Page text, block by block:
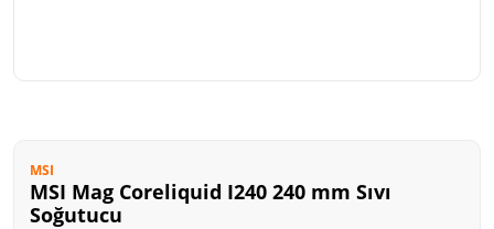
MSI
MSI Mag Coreliquid I240 240 mm Sıvı
Soğutucu